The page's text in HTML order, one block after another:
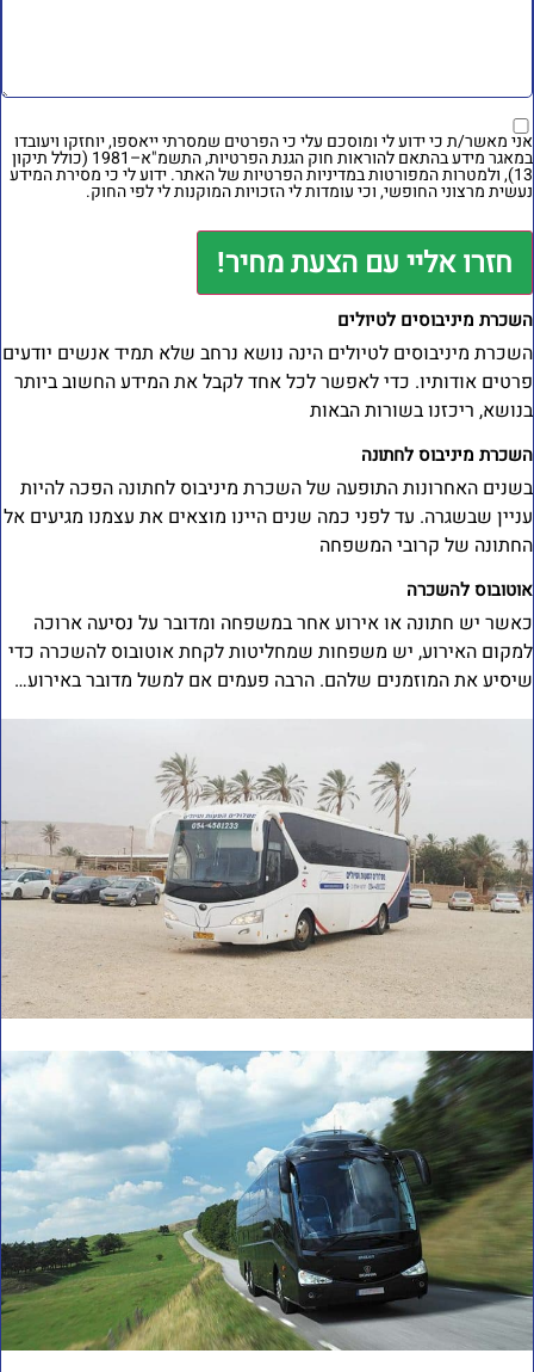
מאשר/ת כי ידוע לי ומוסכם עלי כי הפרטים שמסרתי ייאספו, יוחזקו ויעובדו
במאגר מידע בהתאם להוראות חוק הגנת הפרטיות, התשמ"א–1981 (כולל תיקון
במדיניות הפרטיות של האתר. ידוע לי כי מסירת המידע
מרצוני החופשי, וכי עומדות לי הזכויות המוקנות לי לפי החוק.
חזרו אליי עם הצעת מחיר!
מיניבוסים לטיולים
מיניבוסים לטיולים הינה נושא נרחב שלא תמיד אנשים יודעים
אודותיו. כדי לאפשר לכל אחד לקבל את המידע החשוב ביותר
ריכזנו בשורות הבאות
מיניבוס לחתונה
האחרונות התופעה של השכרת מיניבוס לחתונה הפכה להיות
שבשגרה. עד לפני כמה שנים היינו מוצאים את עצמנו מגיעים אל
של קרובי המשפחה
להשכרה
יש חתונה או אירוע אחר במשפחה ומדובר על נסיעה ארוכה
האירוע, יש משפחות שמחליטות לקחת אוטובוס להשכרה כדי
את המוזמנים שלהם. הרבה פעמים אם למשל מדובר באירוע…